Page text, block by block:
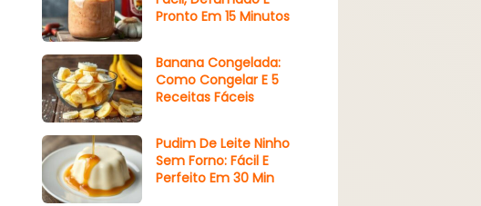
Pronto Em 15 Minutos
Banana Congelada:
Como Congelar E 5
Receitas Fáceis
Pudim De Leite Ninho
Sem Forno: Fácil E
Perfeito Em 30 Min